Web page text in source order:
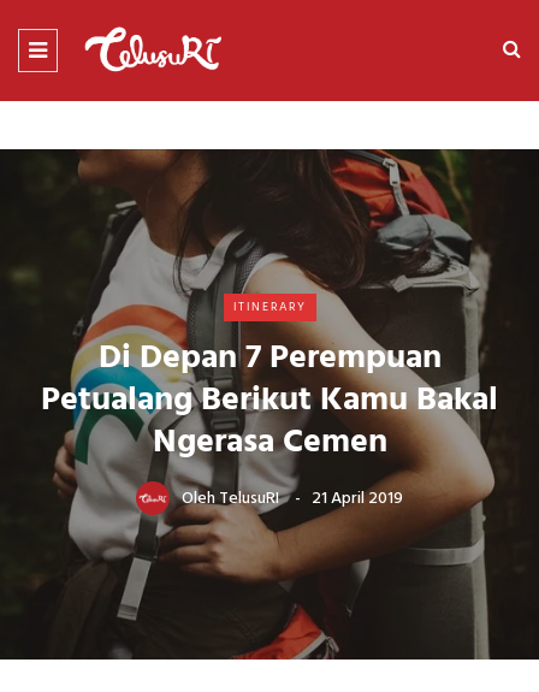
ITINERARY
Di Depan 7 Perempuan
Petualang Berikut Kamu Bakal
Ngerasa Cemen
OlehTelusuRI 21 April 2019